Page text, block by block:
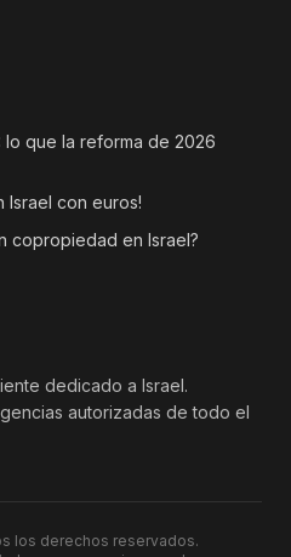
que la reforma de 2026
Israel con euros!
copropiedad en Israel?
dedicado a Israel.
autorizadas de todo el
los derechos reservados.